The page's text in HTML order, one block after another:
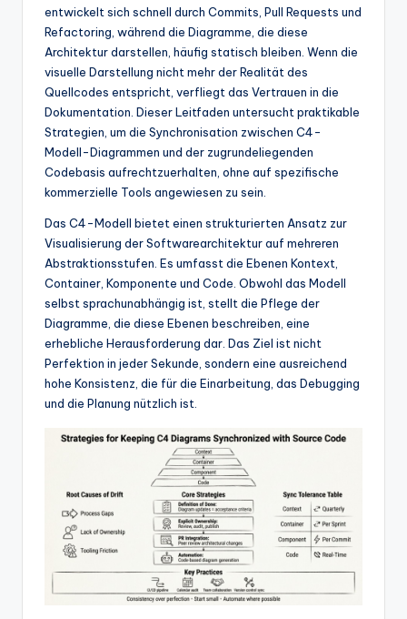
In
si
&
S
o
ft
w
entwickelt sich schnell durch Commits, Pull Requests und
Refactoring, während die Diagramme, die diese
Architektur darstellen, häufig statisch bleiben. Wenn die
visuelle Darstellung nicht mehr der Realität des
Quellcodes entspricht, verfliegt das Vertrauen in die
Dokumentation. Dieser Leitfaden untersucht praktikable
Strategien, um die Synchronisation zwischen C4-
Modell-Diagrammen und der zugrundeliegenden
Codebasis aufrechtzuerhalten, ohne auf spezifische
kommerzielle Tools angewiesen zu sein.
Das C4-Modell bietet einen strukturierten Ansatz zur
Visualisierung der Softwarearchitektur auf mehreren
Abstraktionsstufen. Es umfasst die Ebenen Kontext,
Container, Komponente und Code. Obwohl das Modell
selbst sprachunabhängig ist, stellt die Pflege der
Diagramme, die diese Ebenen beschreiben, eine
erhebliche Herausforderung dar. Das Ziel ist nicht
Perfektion in jeder Sekunde, sondern eine ausreichend
hohe Konsistenz, die für die Einarbeitung, das Debugging
und die Planung nützlich ist.